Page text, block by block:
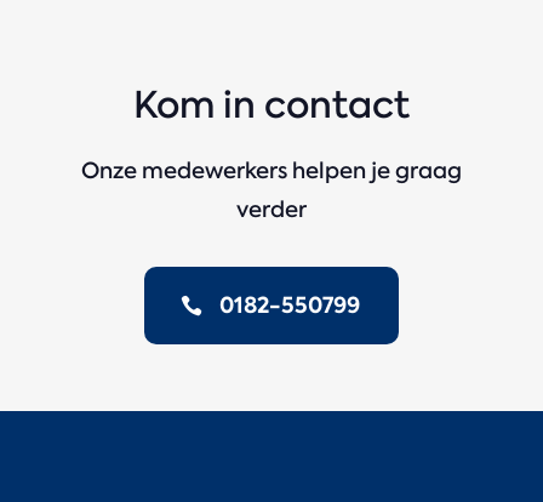
Kom in contact
Onze medewerkers helpen je graag
verder
0182-550799